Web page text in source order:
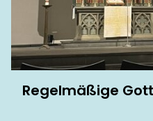
Regelmäßige